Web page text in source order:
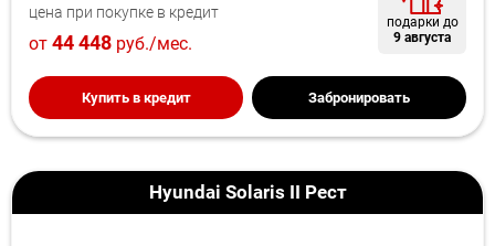
цена при покупке в кредит
от 44 448 руб./мес.
подарки до
9 августа
Купить в кредит Забронировать
Hyundai Solaris II Рест